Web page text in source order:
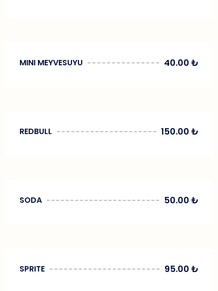
MINI MEYVESUYU 40.00 ₺
REDBULL 150.00 ₺
SODA 50.00 ₺
SPRITE 95.00 ₺